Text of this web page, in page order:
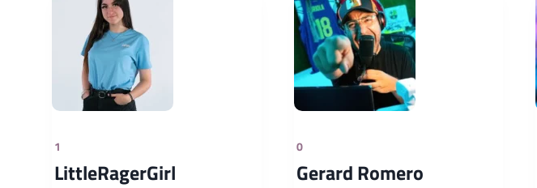
1
LittleRagerGirl
0
Gerard Romero